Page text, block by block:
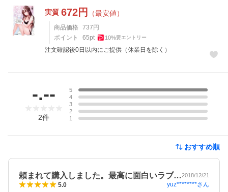
実質 672円 （最安値）
商品価格 737 円
ポイント
65pt 10%要エントリー
注文確認後0日以内にご提供（休業日を除く）
-.--
2件
5
4
3
2
1
おすすめ順
頼まれて購入しました。最高に面白いラブ…2018/12/21
5.0 yuz********さん